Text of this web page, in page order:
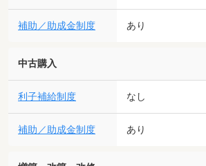
補助／助成金制度 あり
中古購入
利子補給制度 なし
補助／助成金制度 あり